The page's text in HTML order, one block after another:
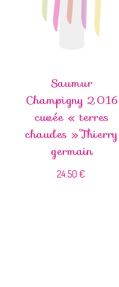
Saumur
Champigny 2016
cuvée « terres
chaudes » Thierry
germain
24.50 €